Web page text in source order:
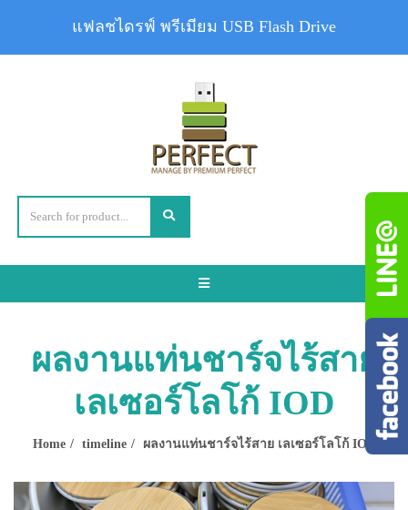
Toggle
ผลงานแท่นชาร์จไร้สาย
เลเซอร์โลโก้ IOD
Home timeline ผลงานแท่นชาร์จไร้สาย เลเซอร์โลโก้ IOD
แฟลชไดรฟ์ พรีเมียม USB Flash Drive